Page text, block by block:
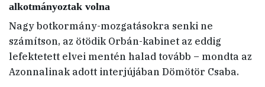
alkotmányoztak volna
Nagy botkormány-mozgatásokra senki ne
számítson, az ötödik Orbán-kabinet az eddig
lefektetett elvei mentén halad tovább – mondta az
Azonnalinak adott interjújában Dömötör Csaba.